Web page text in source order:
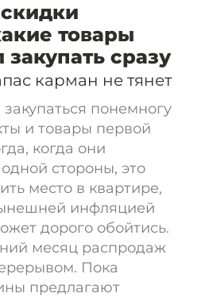
товары
сразу
карман не тянет
понемногу
и товары первой
когда они
стороны, это
место в квартире,
инфляцией
дорого обойтись.
месяц распродаж
Пока
предлагают